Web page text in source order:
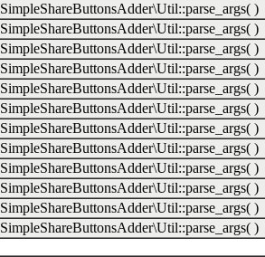
SimpleShareButtonsAdder\Util::parse_args( )
SimpleShareButtonsAdder\Util::parse_args( )
SimpleShareButtonsAdder\Util::parse_args( )
SimpleShareButtonsAdder\Util::parse_args( )
SimpleShareButtonsAdder\Util::parse_args( )
SimpleShareButtonsAdder\Util::parse_args( )
SimpleShareButtonsAdder\Util::parse_args( )
SimpleShareButtonsAdder\Util::parse_args( )
SimpleShareButtonsAdder\Util::parse_args( )
SimpleShareButtonsAdder\Util::parse_args( )
SimpleShareButtonsAdder\Util::parse_args( )
SimpleShareButtonsAdder\Util::parse_args( )